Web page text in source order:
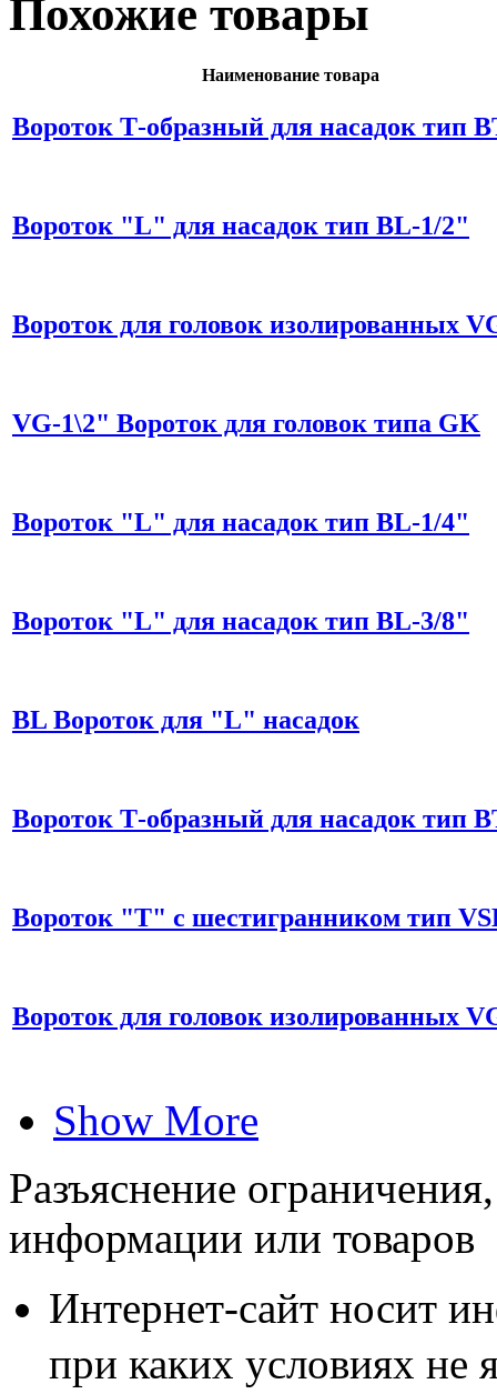
Похожие товары
Наименование товара
Вороток Т-образный для насадок тип
Вороток "L" для насадок тип BL-1/2"
Вороток для головок изолированных
VG-1\2" Вороток для головок типа GK
Вороток "L" для насадок тип BL-1/4"
Вороток "L" для насадок тип BL-3/8"
BL Вороток для "L" насадок
Вороток Т-образный для насадок тип
Вороток "Т" с шестигранником тип
Вороток для головок изолированных
Show More
Разъяснение
информации или товаров
Интернет-сайт носит
при каких условиях не